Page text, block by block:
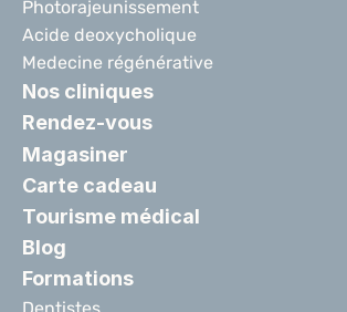
Photorajeunissement
Acide deoxycholique
Medecine régénérative
Nos cliniques
Rendez-vous
Magasiner
Carte cadeau
Tourisme médical
Blog
Formations